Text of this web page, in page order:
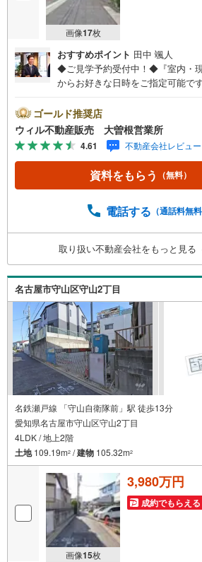
画像17枚
おすすめポイント 田中 颯人
◆ご見学予約受付中！◆『室内・
からお好きな日時をご指定可能で
区、守山区の直接のご売却依頼を
動産仲介会社です。ネット上で分
ん、過去にお任せいただいたお客
に住戸環境を提案致します。＼平
弊社では平日にご内覧・契約な
れるお客様にサービスをご用意し
事前にご予約頂きましたら営業時
動産業者間で不動産情報が共有さ
全域や、その他隣接エリアでもご
根営業所】○地下鉄名城線、JR中
○お子様が遊べるキッズスペース
ゴールド推奨店
ウィル不動産販売 大曽根営業所
4.61 不動産会社レビュ
資料をもらう （無料）
電話する （通話料無料
取り扱い不動産会社をもっと見る
名古屋市守山区守山2丁目
名鉄瀬戸線 「守山自衛隊前」駅 徒歩13分
愛知県名古屋市守山区守山2丁目
4LDK / 地上2階
土地109.19m2 /建物 105.32m2
画像15枚
3,980万円
成約でもらえる